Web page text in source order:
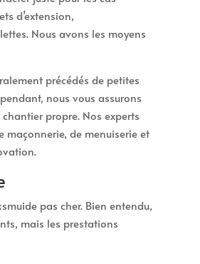
d’extension,
Nous avons les moyens
précédés de petites
nous vous assurons
propre. Nos experts
de menuiserie et
pas cher. Bien entendu,
mais les prestations